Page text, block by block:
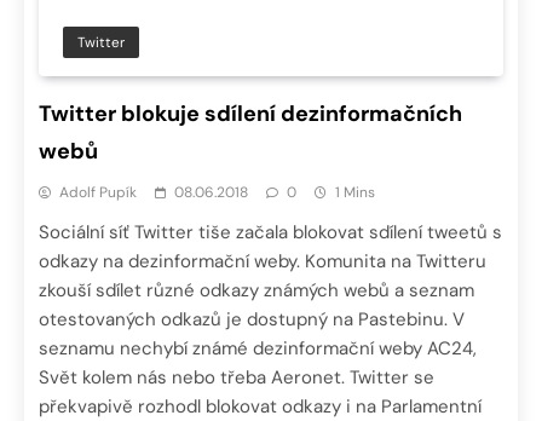
Twitter
Twitter blokuje sdílení dezinformačních
webů
Adolf Pupík 08.06.2018 0 1 Mins
Sociální síť Twitter tiše začala blokovat sdílení tweetů s
odkazy na dezinformační weby. Komunita na Twitteru
zkouší sdílet různé odkazy známých webů a seznam
otestovaných odkazů je dostupný na Pastebinu. V
seznamu nechybí známé dezinformační weby AC24,
Svět kolem nás nebo třeba Aeronet. Twitter se
překvapivě rozhodl blokovat odkazy i na Parlamentní